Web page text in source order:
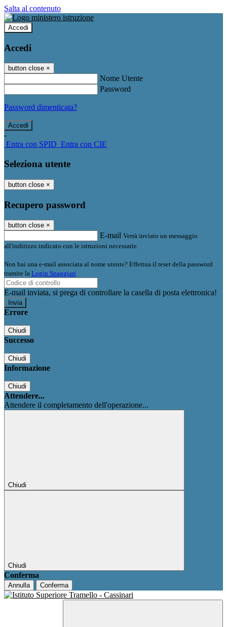
Salta al contenuto
Accedi
Accedi
button close ×
Nome Utente
Password
Password dimenticata?
-
Entra con SPID Entra con CIE
Seleziona utente
button close ×
Recupero password
button close ×
E-mail Verrà inviato un messaggio
all'indirizzo indicato con le istruzioni necessarie.
Non hai una e-mail associata al nome utente? Effettua il reset della password
tramite la Login Spaggiari
E-mail inviata, si prega di controllare la casella di posta elettronica!
Errore
Chiudi
Successo
Chiudi
Informazione
Chiudi
Attendere...
Attendere il completamento dell'operazione...
Chiudi
Chiudi
Conferma
Annulla Conferma